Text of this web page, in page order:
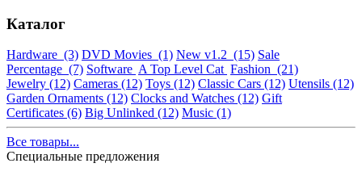
Каталог
Hardware (3) DVD Movies (1) New v1.2 (15) Sale
Percentage (7) Software A Top Level Cat Fashion (21)
Jewelry (12) Cameras (12) Toys (12) Classic Cars (12) Utensils (12)
Garden Ornaments (12) Clocks and Watches (12) Gift
Certificates (6) Big Unlinked (12) Music (1)
Все товары...
Специальные предложения